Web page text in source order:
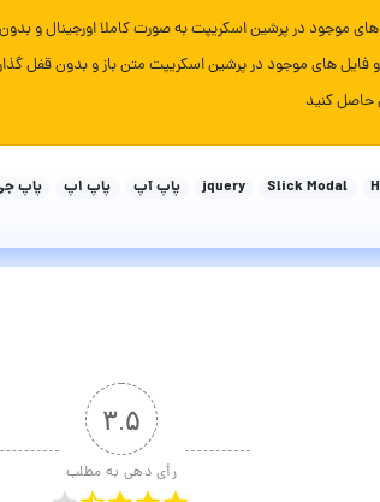
های موجود در پرشین اسکریپت به صورت کاملا اورجینال و
فایل های موجود در پرشین اسکریپت متن باز و بدون قفل
حاصل کنید
Slick Modal
jquery پاپ آپ پاپ اپ پاپ
۳.۵
رأی دهی به مطلب